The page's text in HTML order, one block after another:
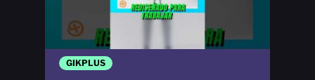
GIKPLUS